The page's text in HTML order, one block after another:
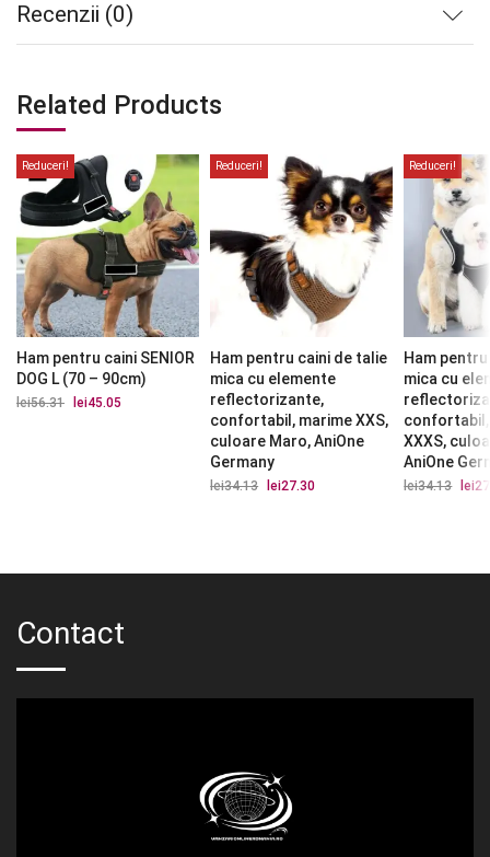
Recenzii (0)
Related Products
Reduceri!
Ham pentru caini SENIOR
DOG L (70 – 90cm)
lei56.31
Prețul
lei45.05
Reduceri!
Ham pentru caini de talie
mica cu elemente
reflectorizante,
confortabil, marime XXS,
culoare Maro, AniOne
Germany
lei34.13
Prețul
lei27.30
Reduceri!
Ham
mica cu
XXXS,
AniOne
lei34.13 lei
Contact